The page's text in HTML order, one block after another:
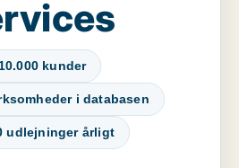
kunder
i databasen
udlejninger årligt